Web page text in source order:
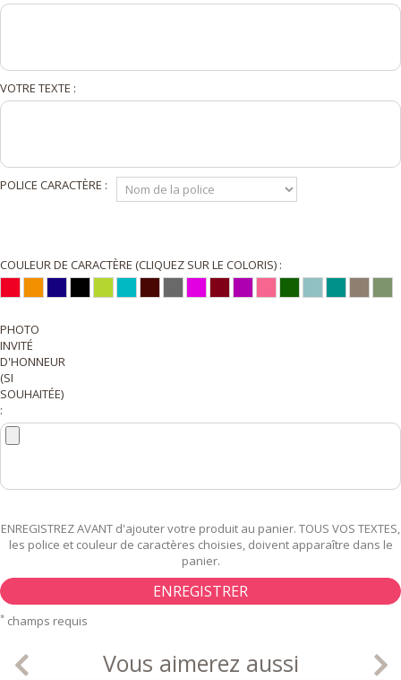
VOTRE TEXTE :
POLICE CARACTÈRE :
COULEUR DE CARACTÈRE (CLIQUEZ SUR LE COLORIS) :
PHOTO
INVITÉ
D'HONNEUR
(SI
SOUHAITÉE)
:
ENREGISTREZ AVANT d'ajouter votre produit au panier. TOUS VOS TEXTES,
les police et couleur de caractères choisies, doivent apparaître dans le
panier.
ENREGISTRER
* champs requis
Vous aimerez aussi